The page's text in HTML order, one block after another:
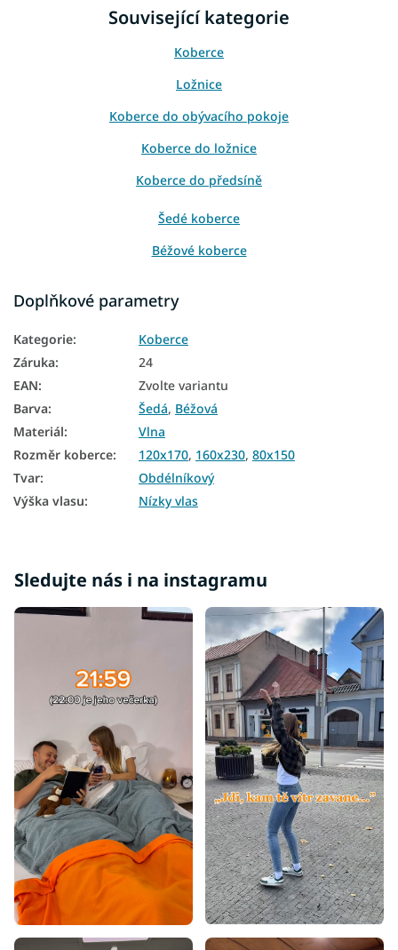
Související kategorie
Koberce
Ložnice
Koberce do obývacího pokoje
Koberce do ložnice
Koberce do předsíně
Šedé koberce
Béžové koberce
Koberce 120x170
Koberce 160x230
Koberce 200x300
Koberce 240x340
Doplňkové parametry
Kategorie:
Koberce
Záruka:
24
EAN:
Zvolte variantu
Barva: Šedá, Béžová
Materiál:
Vlna
Rozměr koberce: 120x170, 160x230, 80x150
Tvar:
Obdélníkový
Výška vlasu: Nízky vlas
Sledujte nás i na instagramu